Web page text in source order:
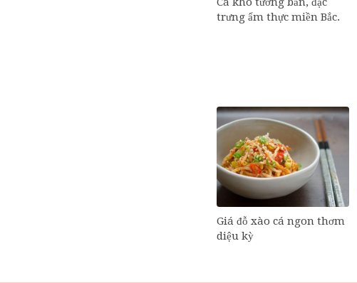
trưng ẩm thực miền Bắc.
Giá đỗ xào cá ngon thơm
diệu kỳ